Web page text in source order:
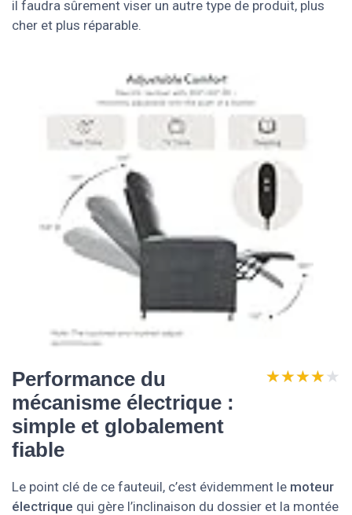
il faudra sûrement viser un autre type de produit, plus
cher et plus réparable.
Performance du
mécanisme électrique :
simple et globalement
fiable
★★★★★
★★★★★
Le point clé de ce fauteuil, c’est évidemment le moteur
électrique qui gère l’inclinaison du dossier et la montée